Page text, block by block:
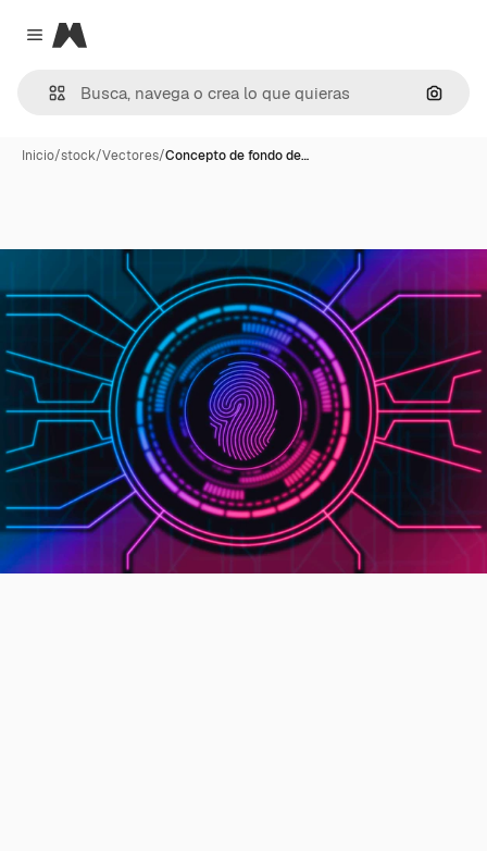
Close menu
Magnific
Inicio/stock/Vectores/Concepto de fondo de…